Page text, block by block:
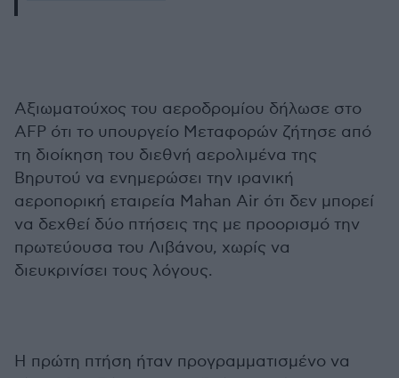
Αξιωματούχος του αεροδρομίου δήλωσε στο
AFP ότι το υπουργείο Μεταφορών ζήτησε από
τη διοίκηση του διεθνή αερολιμένα της
Βηρυτού να ενημερώσει την ιρανική
αεροπορική εταιρεία Mahan Air ότι δεν μπορεί
να δεχθεί δύο πτήσεις της με προορισμό την
πρωτεύουσα του Λιβάνου, χωρίς να
διευκρινίσει τους λόγους.
Η πρώτη πτήση ήταν προγραμματισμένο να